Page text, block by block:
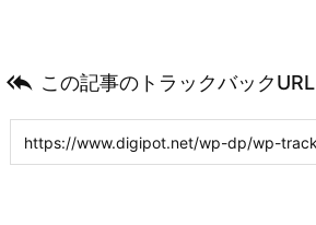
 この記事のトラックバックURL